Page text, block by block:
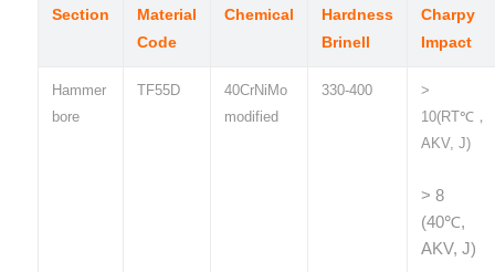
Section
Material
Code
Chemical
Hardness
Brinell
Charpy
Impact
Hammer
bore
TF55D
40CrNiMo
modified
330-400
>
10(RT℃，
AKV, J)
> 8
(40℃,
AKV, J)